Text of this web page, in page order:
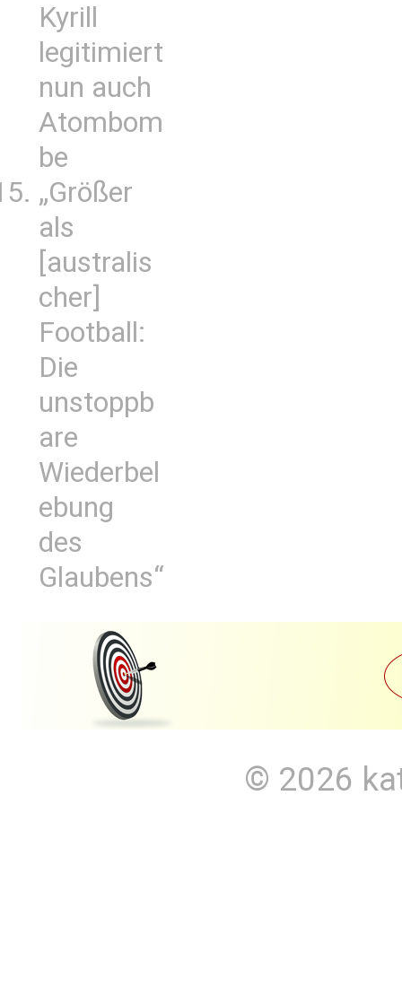
Kyrill
legitimiert
nun auch
Atombom
be
„Größer
als
[australis
cher]
Football:
Die
unstoppb
are
Wiederbel
ebung
des
Glaubens“
© 2026